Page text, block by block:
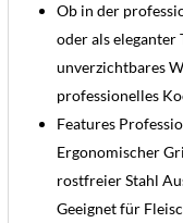
Ob in der
oder als eleganter
unverzichtbares
professionelles
Features
Ergonomischer
rostfreier Stahl
Geeignet für